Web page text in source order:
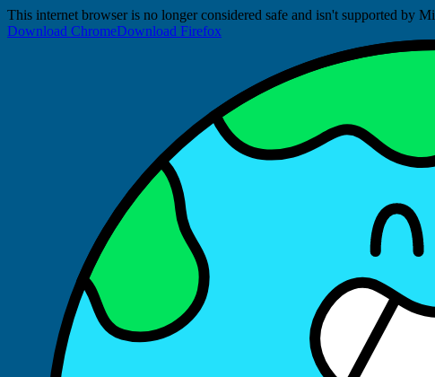
This internet browser is no longer considered safe and isn't supported by
Download ChromeDownload Firefox